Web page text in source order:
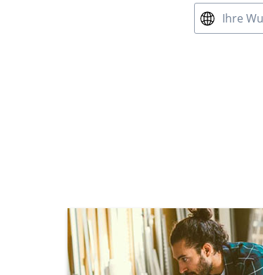
Ihre